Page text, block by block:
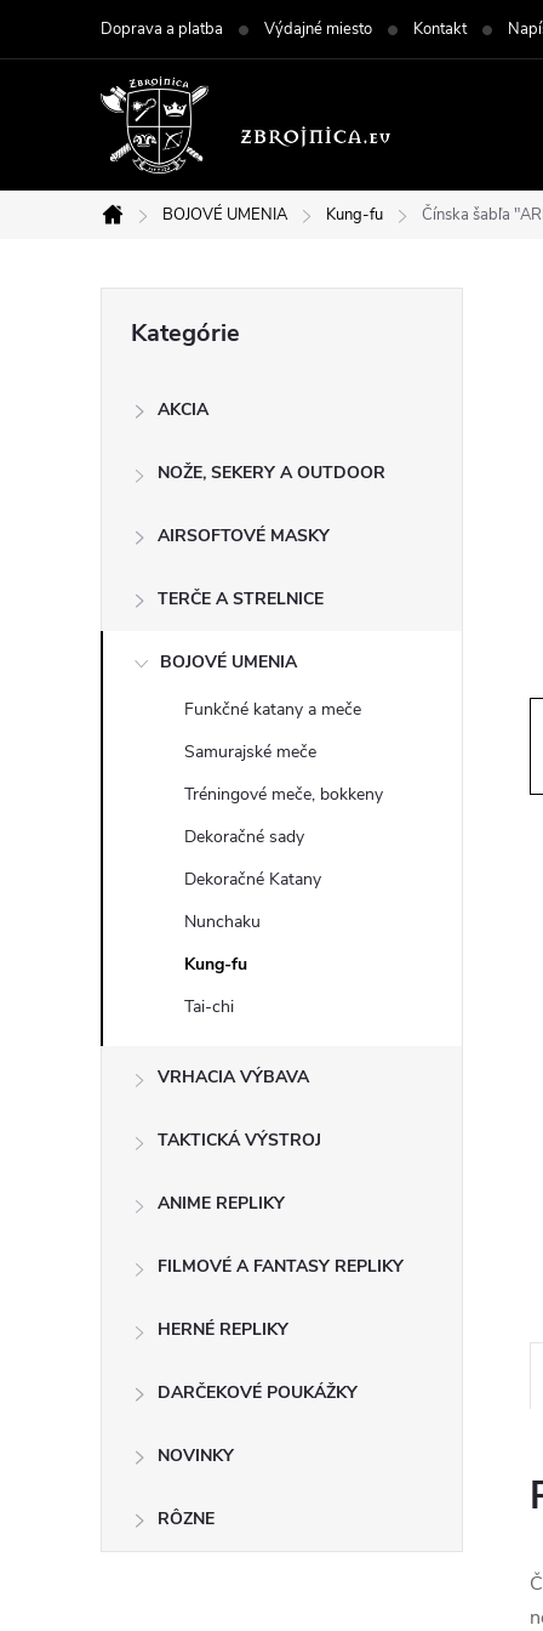
Doprava a platba Výdajné miesto Kontakt
Domov
BOJOVÉ UMENIA Kung-fu Čínska šabľa
p
kategórie
Kategórie
AKCIA
NOŽE, SEKERY A OUTDOOR
AIRSOFTOVÉ MASKY
TERČE A STRELNICE
BOJOVÉ UMENIA
Funkčné katany a meče
Samurajské meče
Tréningové meče, bokkeny
Dekoračné sady
Dekoračné Katany
Nunchaku
Kung-fu
Tai-chi
VRHACIA VÝBAVA
TAKTICKÁ VÝSTROJ
ANIME REPLIKY
FILMOVÉ A FANTASY REPLIKY
HERNÉ REPLIKY
DARČEKOVÉ POUKÁŽKY
NOVINKY
RÔZNE